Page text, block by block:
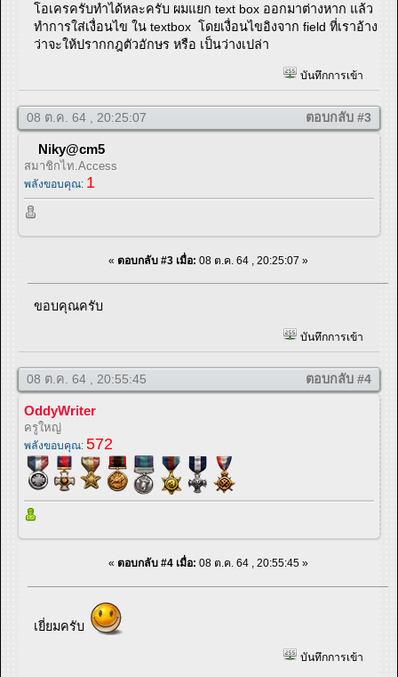
โอเครครับทำได้หละครับ ผมแยก text box ออกมาต่างหาก แล้ว
ทำการใส่เงื่อนไข ใน textbox โดยเงื่อนไขอิงจาก field ที่เราอ้าง
ว่าจะให้ปรากกฎตัวอักษร หรือ เป็นว่างเปล่า
บันทึกการเข้า
08 ต.ค. 64 , 20:25:07 ตอบกลับ #3
Niky@cm5
สมาชิกไท.Access
พลังขอบคุณ: 1
« ตอบกลับ #3 เมื่อ: 08 ต.ค. 64 , 20:25:07 »
ขอบคุณครับ
บันทึกการเข้า
08 ต.ค. 64 , 20:55:45 ตอบกลับ #4
OddyWriter
ครูใหญ่
พลังขอบคุณ: 572
« ตอบกลับ #4 เมื่อ: 08 ต.ค. 64 , 20:55:45 »
เยี่ยมครับ
บันทึกการเข้า